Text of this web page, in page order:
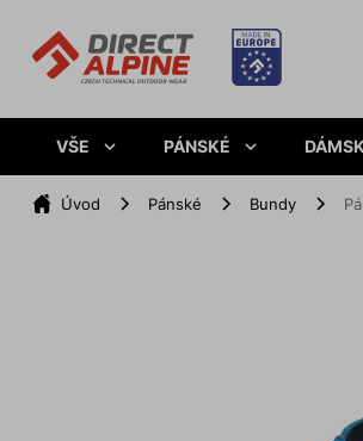
VŠE PÁNSKÉ
Úvod Pánské Bundy